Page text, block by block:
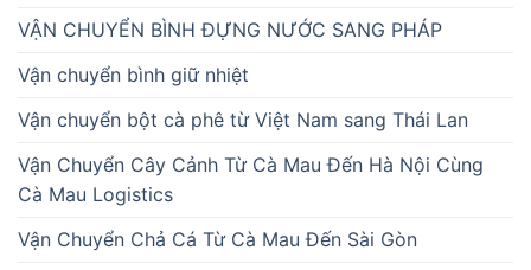
VẬN CHUYỂN BÌNH ĐỰNG NƯỚC SANG PHÁP
Vận chuyển bình giữ nhiệt
Vận chuyển bột cà phê từ Việt Nam sang Thái Lan
Vận Chuyển Cây Cảnh Từ Cà Mau Đến Hà Nội Cùng
Cà Mau Logistics
Vận Chuyển Chả Cá Từ Cà Mau Đến Sài Gòn